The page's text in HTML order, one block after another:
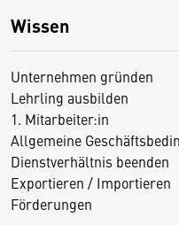
Wissen
Unternehmen gründen
Lehrling ausbilden
1. Mitarbeiter:in
Allgemeine
Dienstverhältnis beenden
Exportieren / Importieren
Förderungen